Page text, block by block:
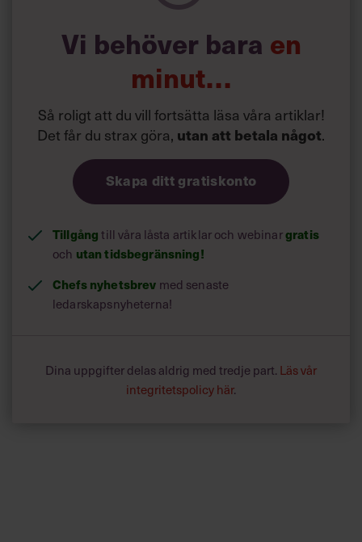
Vi behöver bara en
minut…
Så roligt att du vill fortsätta läsa våra artiklar!
Det får du strax göra, utan att betala något.
Skapa ditt gratiskonto
Tillgångtill våra låsta artiklar och webinargratis
och utan tidsbegränsning!
Chefs nyhetsbrev med senaste
ledarskapsnyheterna!
Dina uppgifter delas aldrig med tredje part. Läs vår
integritetspolicy här.